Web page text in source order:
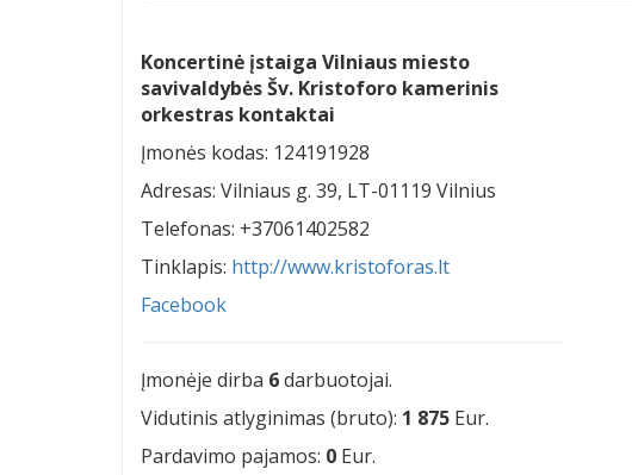
Koncertinė įstaiga Vilniaus miesto
savivaldybės Šv. Kristoforo kamerinis
orkestras kontaktai
Įmonės kodas: 124191928
Adresas: Vilniaus g. 39, LT-01119 Vilnius
Telefonas: +37061402582
Tinklapis: http://www.kristoforas.lt
Facebook
Įmonėje dirba 6darbuotojai.
Vidutinis atlyginimas (bruto): 1 875 Eur.
Pardavimo pajamos: 0 Eur.